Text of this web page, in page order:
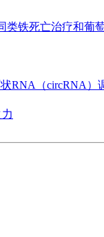
类铁死亡治疗和葡
RNA（circRNA）